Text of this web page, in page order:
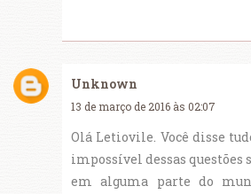
Unknown
13 de março de 2016 às 02:07
Olá Letiovile. Você disse
impossível dessas questões
em alguma parte do